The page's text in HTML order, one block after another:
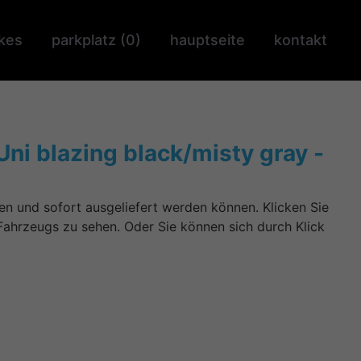
parkplatz (0) hauptseite kontakt
blazing black/misty gray -
und sofort ausgeliefert werden können. Klicken Sie
zu sehen. Oder Sie können sich durch Klick